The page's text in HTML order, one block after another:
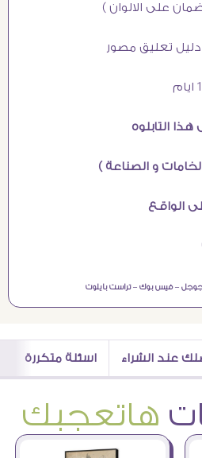
جوجل –فيس بوك –تراست بايلوت
عند الشراء اسئلة متكررة
هاتعجبك